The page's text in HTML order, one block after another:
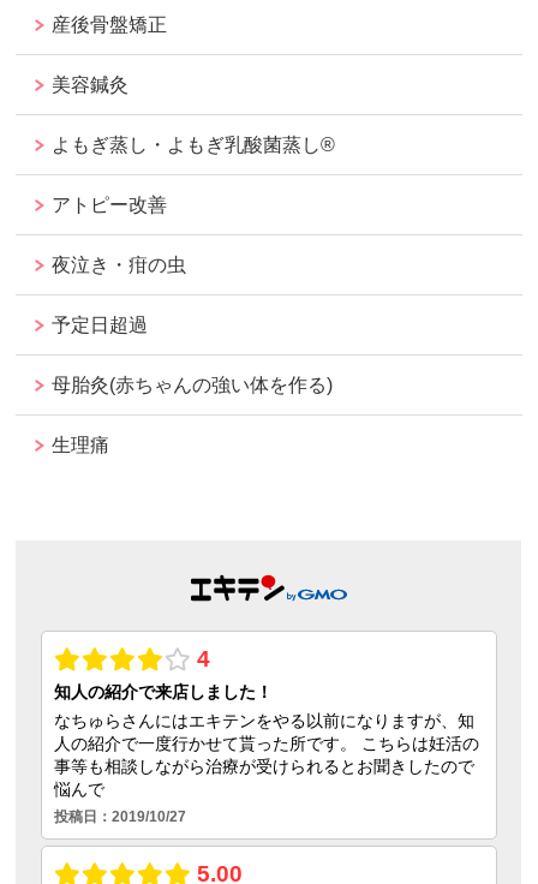
産後骨盤矯正
美容鍼灸
よもぎ蒸し・よもぎ乳酸菌蒸し®︎
アトピー改善
夜泣き・疳の虫
予定日超過
母胎灸(赤ちゃんの強い体を作る)
生理痛